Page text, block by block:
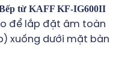
từ KAFF KF-IG600II
để lắp đặt âm toàn
xuống dưới mặt bàn